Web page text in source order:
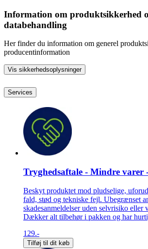
Information om produktsikkerhed
databehandling
Her finder du information om generel
producentinformation
Vis sikkerhedsoplysninger
Services
Tryghedsaftale - Mindre varer
Beskyt produktet mod pludselige,
fald, stød og tekniske fejl. Ubegrænset
skadesanmeldelser uden selvrisiko eller
Dækker alt tilbehør i pakken og har
129.-
Tilføj til dit køb